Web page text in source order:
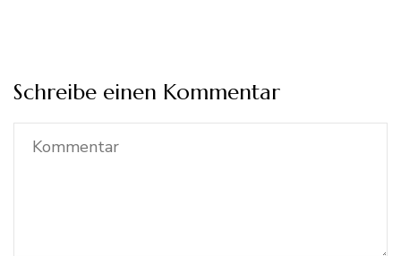
Schreibe einen Kommentar